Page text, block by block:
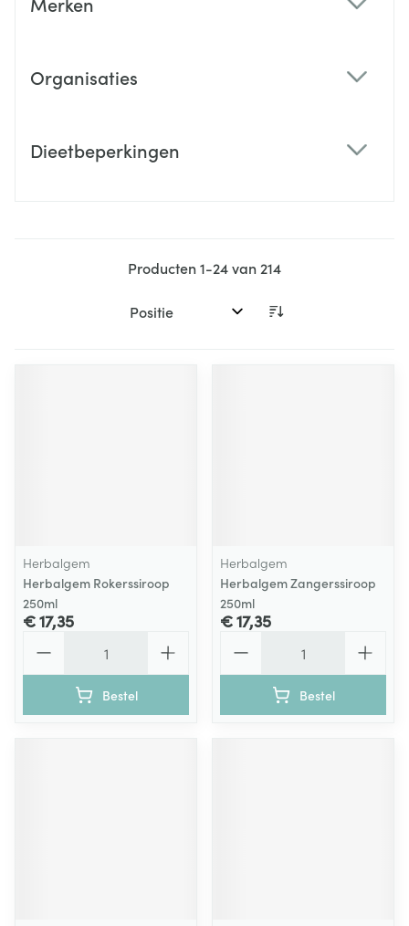
Organisaties
Dieetbeperkingen
Producten1-24van 214
Sorteer op:
Herbalgem
Herbalgem Rokerssiroop
250ml
€ 17,35
Bestel
Herbalgem
Herbalgem Zangerssiroop
250ml
€ 17,35
Bestel